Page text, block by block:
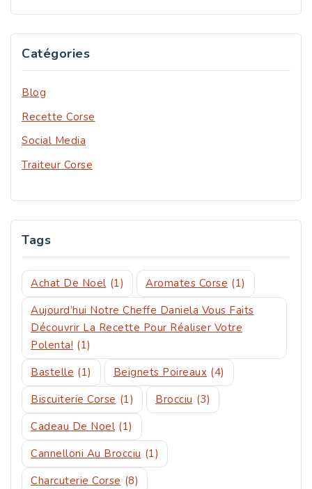
Catégories
Blog
Recette Corse
Social Media
Traiteur Corse
Tags
Achat De Noel (1) Aromates Corse (1)
Aujourd’hui Notre Cheffe Daniela Vous Faits
Découvrir La Recette Pour Réaliser Votre
Polenta! (1)
Bastelle (1) Beignets Poireaux (4)
Biscuiterie Corse (1) Brocciu (3)
Cadeau De Noel (1)
Cannelloni Au Brocciu (1)
Charcuterie Corse (8)